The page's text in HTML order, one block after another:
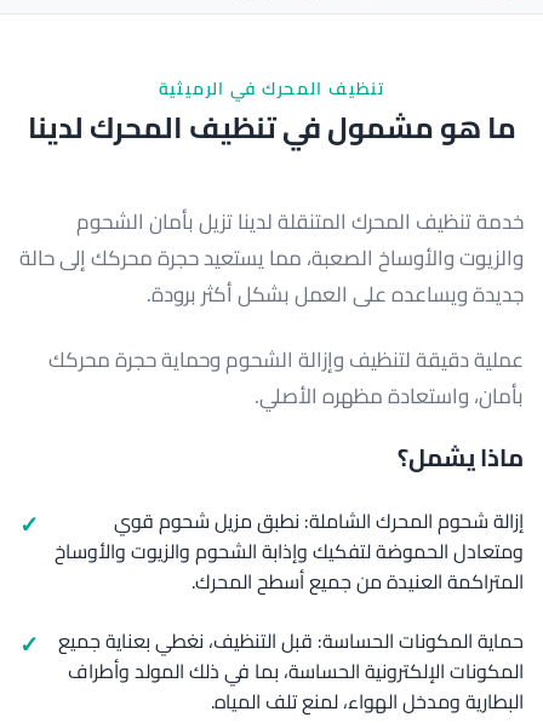
تنظيف المحرك في الرميثية
ما هو مشمول في تنظيف المحرك لدينا
خدمة تنظيف المحرك المتنقلة لدينا تزيل بأمان الشحوم
والزيوت والأوساخ الصعبة، مما يستعيد حجرة محركك إلى حالة
جديدة ويساعده على العمل بشكل أكثر برودة.
عملية دقيقة لتنظيف وإزالة الشحوم وحماية حجرة محركك
بأمان، واستعادة مظهره الأصلي.
ماذا يشمل؟
إزالة شحوم المحرك الشاملة: نطبق مزيل شحوم قوي
ومتعادل الحموضة لتفكيك وإذابة الشحوم والزيوت والأوساخ
المتراكمة العنيدة من جميع أسطح المحرك.
حماية المكونات الحساسة: قبل التنظيف، نغطي بعناية جميع
المكونات الإلكترونية الحساسة، بما في ذلك المولد وأطراف
البطارية ومدخل الهواء، لمنع تلف المياه.